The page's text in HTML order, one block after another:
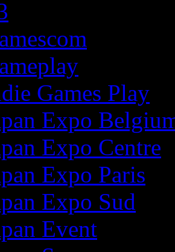
Games Play
Expo
Expo Centre
Expo Paris
Expo Sud
Event